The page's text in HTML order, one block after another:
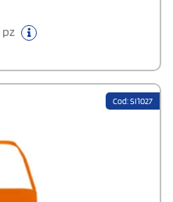
pz
Cod: SI1027